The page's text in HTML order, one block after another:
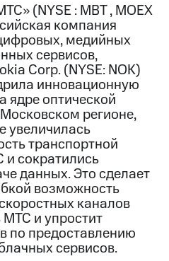
(NYSE : MBT , MOEX
компания
медийных
сервисов,
Corp. (NYSE: NOK)
инновационную
ядре оптической
регионе,
увеличилась
транспортной
сократились
данных. Это сделает
возможность
каналов
и упростит
по предоставлению
сервисов.